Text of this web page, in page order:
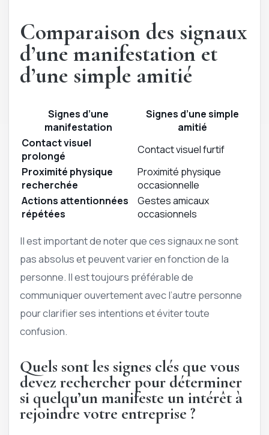
Comparaison des signaux
d’une manifestation et
d’une simple amitié
Signes d’une
manifestation
Signes d’une simple
amitié
Contact visuel
prolongé
Contact visuel furtif
Proximité physique
recherchée
Proximité physique
occasionnelle
Actions attentionnées
répétées
Gestes amicaux
occasionnels
Il est important de noter que ces signaux ne sont
pas absolus et peuvent varier en fonction de la
personne. Il est toujours préférable de
communiquer ouvertement avec l’autre personne
pour clarifier ses intentions et éviter toute
confusion.
Quels sont les signes clés que vous
devez rechercher pour déterminer
si quelqu’un manifeste un intérêt à
rejoindre votre entreprise ?